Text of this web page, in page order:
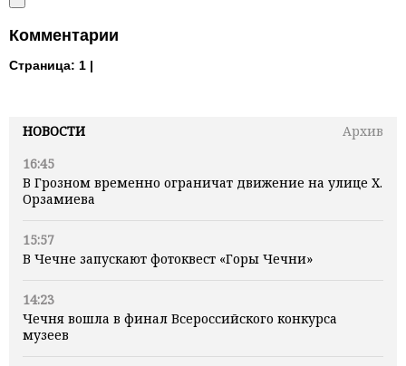
НОВОСТИ
Архив
16:45
В Грозном временно ограничат движение на улице Х.
Орзамиева
15:57
В Чечне запускают фотоквест «Горы Чечни»
14:23
Чечня вошла в финал Всероссийского конкурса
музеев
Комментарии
Страница: 1 |